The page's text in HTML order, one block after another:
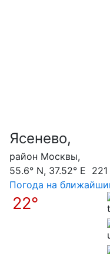
Ясенево,
район Москвы,
55.6° N, 37.52° E 221
Погода на
22°